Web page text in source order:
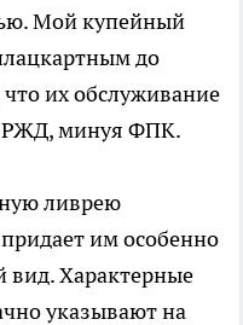
Мой купейный
до
их обслуживание
РЖД, минуя ФПК.
ливрею
придает им особенно
вид. Характерные
указывают на